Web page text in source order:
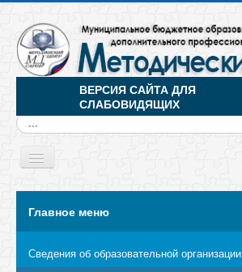
ВЕРСИЯ САЙТА ДЛЯ
СЛАБОВИДЯЩИХ
Искать...
Toggle
Главное меню
Сведения об образовательной организации